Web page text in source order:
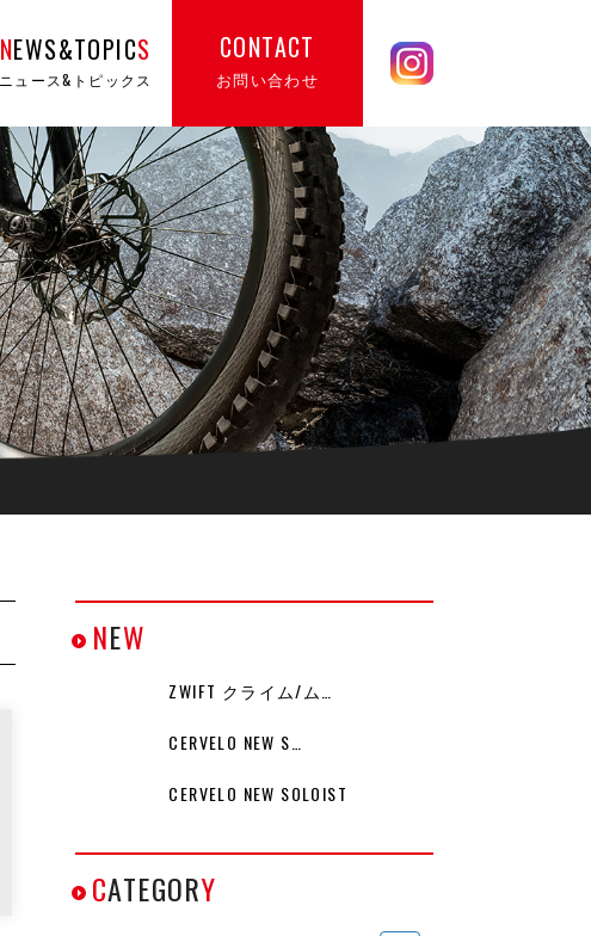
NEWS&TOPICS
ニュース&トピックス
CONTACT
お問い合わせ
NEW
ZWIFT クライム/ム…
CERVELO NEW S…
CERVELO NEW SOLOIST
CATEGORY